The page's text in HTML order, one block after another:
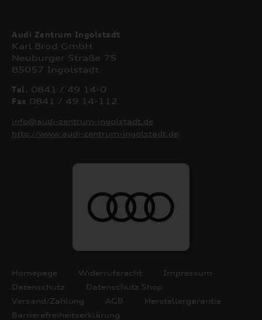
Audi Zentrum Ingolstadt
Karl Brod GmbH
Neuburger Straße 75
85057 Ingolstadt
Tel. 0841 / 49 14-0
Fax 0841 / 49 14-112
info@audi-zentrum-ingolstadt.de
http://www.audi-zentrum-ingolstadt.de
Homepage Widerrufsrecht
Impressum
Datenschutz
Datenschutz Shop
Versand/Zahlung
AGB
Herstellergarantie
Barrierefreiheitserklärung